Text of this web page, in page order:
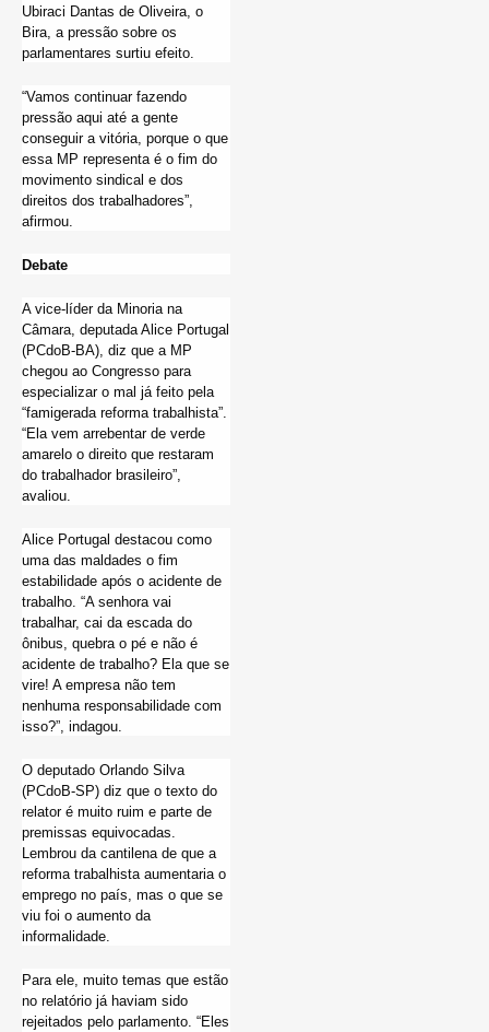
Ubiraci Dantas de Oliveira, o
Bira, a pressão sobre os
parlamentares surtiu efeito.
“Vamos continuar fazendo
pressão aqui até a gente
conseguir a vitória, porque o que
essa MP representa é o fim do
movimento sindical e dos
direitos dos trabalhadores”,
afirmou.
Debate
A vice-líder da Minoria na
Câmara, deputada Alice Portugal
(PCdoB-BA), diz que a MP
chegou ao Congresso para
especializar o mal já feito pela
“famigerada reforma trabalhista”.
“Ela vem arrebentar de verde
amarelo o direito que restaram
do trabalhador brasileiro”,
avaliou.
Alice Portugal destacou como
uma das maldades o fim
estabilidade após o acidente de
trabalho. “A senhora vai
trabalhar, cai da escada do
ônibus, quebra o pé e não é
acidente de trabalho? Ela que se
vire! A empresa não tem
nenhuma responsabilidade com
isso?”, indagou.
O deputado Orlando Silva
(PCdoB-SP) diz que o texto do
relator é muito ruim e parte de
premissas equivocadas.
Lembrou da cantilena de que a
reforma trabalhista aumentaria o
emprego no país, mas o que se
viu foi o aumento da
informalidade.
Para ele, muito temas que estão
no relatório já haviam sido
rejeitados pelo parlamento. “Eles